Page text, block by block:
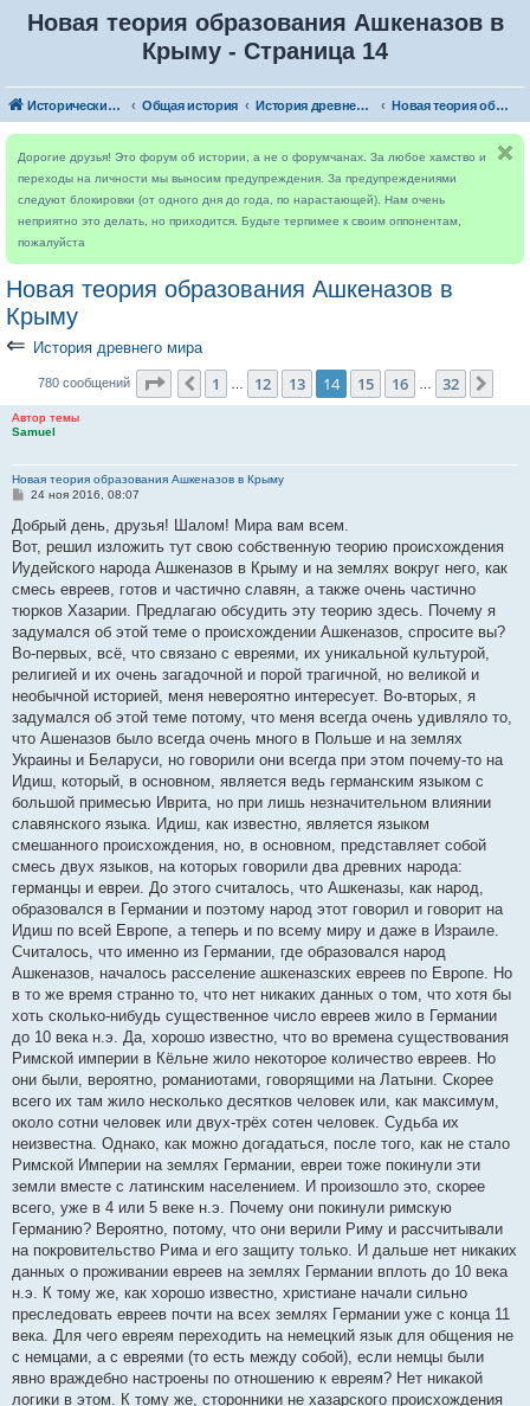
Новая теория образования Ашкеназов в
Крыму - Страница 14
Исторический форум Общая история История древнего мира Новая теория образования Ашкеназов в Крыму
Дорогие друзья! Это форум об истории, а не о форумчанах. За любое хамство и
переходы на личности мы выносим предупреждения. За предупреждениями
следуют блокировки (от одного дня до года, по нарастающей). Нам очень
неприятно это делать, но приходится. Будьте терпимее к своим оппонентам,
пожалуйста
Новая теория образования Ашкеназов в
Крыму
⇐ История древнего мира
780 сообщений Страница 14из 32
Пред.
1 12 13 14 15 16 32
Автор темы
Samuel
Новая теория образования Ашкеназов в Крыму
С
о
щ
е
н
и
е
24 ноя 2016, 08:07
Добрый день, друзья! Шалом! Мира вам всем.
Вот, решил изложить тут свою собственную теорию происхождения
Иудейского народа Ашкеназов в Крыму и на землях вокруг него, как
смесь евреев, готов и частично славян, а также очень частично
тюрков Хазарии. Предлагаю обсудить эту теорию здесь. Почему я
задумался об этой теме о происхождении Ашкеназов, спросите вы?
Во-первых, всё, что связано с евреями, их уникальной культурой,
религией и их очень загадочной и порой трагичной, но великой и
необычной историей, меня невероятно интересует. Во-вторых, я
задумался об этой теме потому, что меня всегда очень удивляло то,
что Ашеназов было всегда очень много в Польше и на землях
Украины и Беларуси, но говорили они всегда при этом почему-то на
Идиш, который, в основном, является ведь германским языком с
большой примесью Иврита, но при лишь незначительном влиянии
славянского языка. Идиш, как известно, является языком
смешанного происхождения, но, в основном, представляет собой
смесь двух языков, на которых говорили два древних народа:
германцы и евреи. До этого считалось, что Ашкеназы, как народ,
образовался в Германии и поэтому народ этот говорил и говорит на
Идиш по всей Европе, а теперь и по всему миру и даже в Израиле.
Считалось, что именно из Германии, где образовался народ
Ашкеназов, началось расселение ашкеназских евреев по Европе. Но
в то же время странно то, что нет никаких данных о том, что хотя бы
хоть сколько-нибудь существенное число евреев жило в Германии
до 10 века н.э. Да, хорошо известно, что во времена существования
Римской империи в Кёльне жило некоторое количество евреев. Но
они были, вероятно, романиотами, говорящими на Латыни. Скорее
всего их там жило несколько десятков человек или, как максимум,
около сотни человек или двух-трёх сотен человек. Судьба их
неизвестна. Однако, как можно догадаться, после того, как не стало
Римской Империи на землях Германии, евреи тоже покинули эти
земли вместе с латинским населением. И произошло это, скорее
всего, уже в 4 или 5 веке н.э. Почему они покинули римскую
Германию? Вероятно, потому, что они верили Риму и рассчитывали
на покровительство Рима и его защиту только. И дальше нет никаких
данных о проживании евреев на землях Германии вплоть до 10 века
н.э. К тому же, как хорошо известно, христиане начали сильно
преследовать евреев почти на всех землях Германии уже с конца 11
века. Для чего евреям переходить на немецкий язык для общения не
с немцами, а с евреями (то есть между собой), если немцы были
явно враждебно настроены по отношению к евреям? Нет никакой
логики в этом. К тому же, сторонники не хазарского происхождения